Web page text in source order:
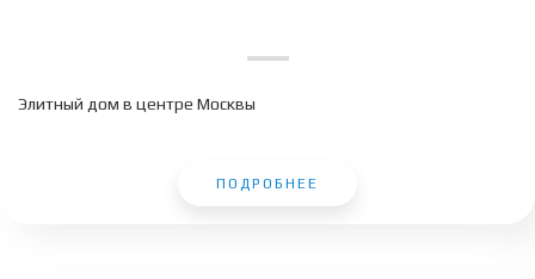
Элитный дом в центре Москвы
ПОДРОБНЕЕ